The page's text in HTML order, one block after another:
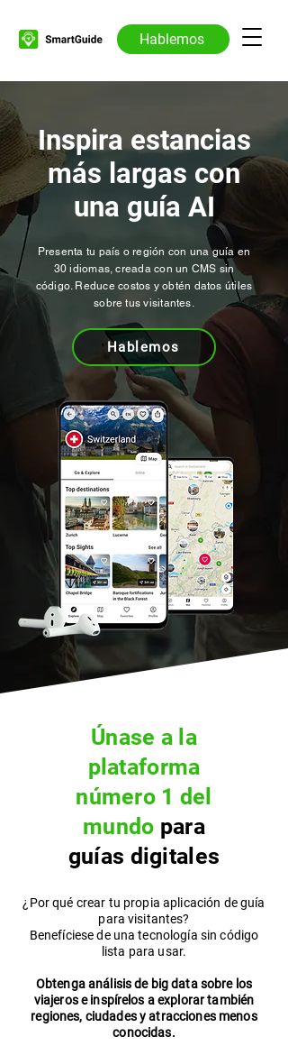
Hablemos
Inspira estancias
más largas con
una guía AI
Presenta tu país o región con una guía en
30 idiomas, creada con un CMS sin
código. Reduce costos y obtén datos útiles
sobre tus visitantes.
Hablemos
Únase a la
plataforma
número 1 del
mundo para
guías digitales
¿Por qué crear tu propia aplicación de guía
para visitantes?
Benefíciese de una tecnología sin código
lista para usar.
Obtenga análisis de big data sobre los
viajeros e inspírelos a explorar también
regiones, ciudades y atracciones menos
conocidas.